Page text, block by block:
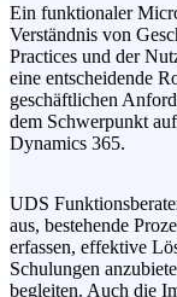
Ein funktionaler
Verständnis von
Practices und der
eine entscheidende
geschäftlichen
dem Schwerpunkt
Dynamics 365.
UDS
aus, bestehende
erfassen, effektive
Schulungen
begleiten. Auch die